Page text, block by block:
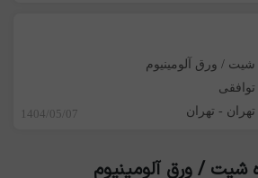
شیت / ورق آلومینیوم
توافقی
تهران -تهران 1404/05/07
شیت / ورق آلومینیوم